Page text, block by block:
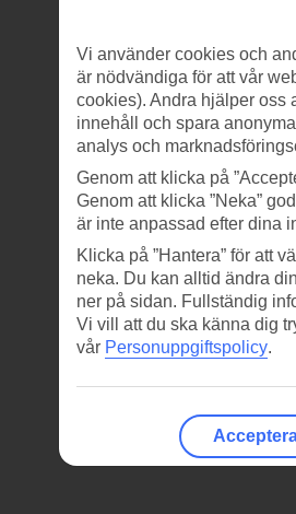
Vi använder cookies och
är nödvändiga för att vår
cookies). Andra hjälper oss
innehåll och spara
analys och
Genom att klicka på
Genom att klicka ”Neka”
är inte anpassad efter dina
Klicka på ”Hantera” för att
neka. Du kan alltid ändra
ner på sidan. Fullständig
Vi vill att du ska känna dig
vår Personuppgiftspolicy.